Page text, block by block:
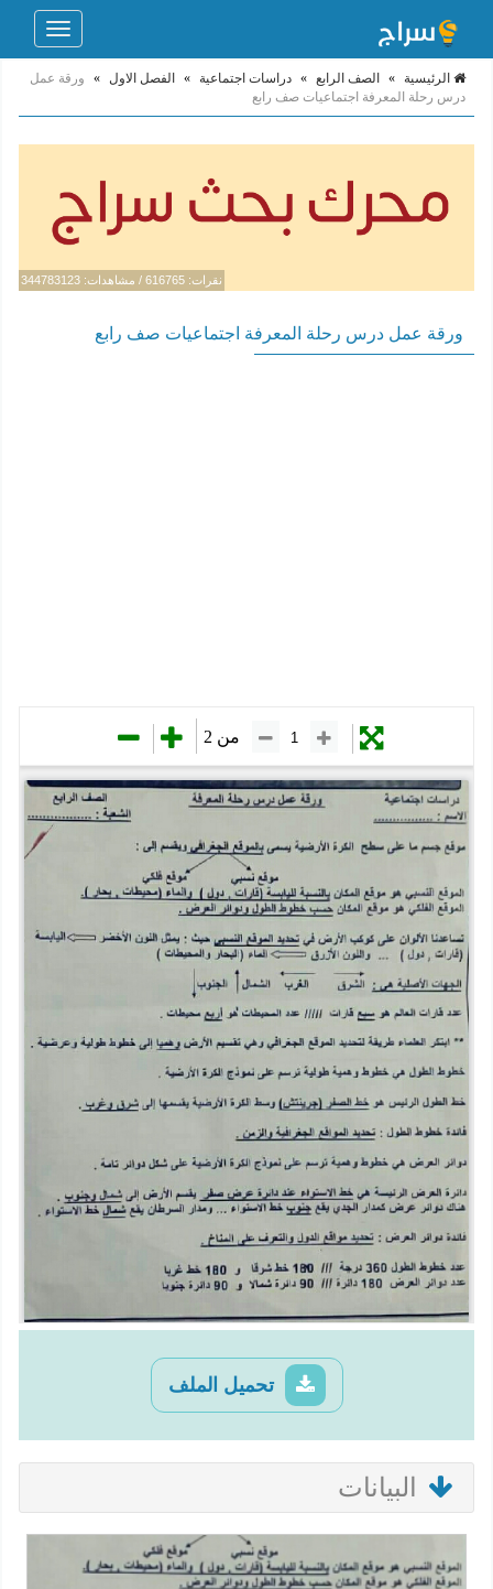
Toggle
الرئيسية » الصف الرابع » دراسات اجتماعية » الفصل الاول »
ورقة عمل
درس رحلة المعرفة اجتماعيات صف رابع
نقرات: 616765 / مشاهدات: 344783123
ورقة عمل درس رحلة المعرفة اجتماعيات صف رابع
تحميل الملف
البيانات